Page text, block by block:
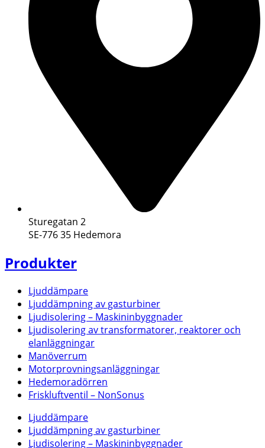
Sturegatan 2
SE-776 35 Hedemora
Produkter
Ljuddämpare
Ljuddämpning av gasturbiner
Ljudisolering – Maskininbyggnader
Ljudisolering av transformatorer, reaktorer och
elanläggningar
Manöverrum
Motorprovningsanläggningar
Hedemoradörren
Friskluftventil – NonSonus
Ljuddämpare
Ljuddämpning av gasturbiner
Ljudisolering – Maskininbyggnader